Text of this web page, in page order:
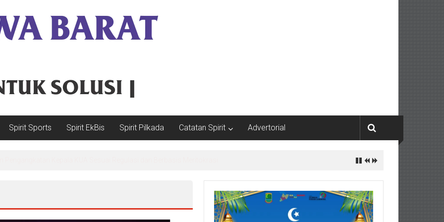
Spirit Sports Spirit EkBis Spirit Pilkada Catatan Spirit Advertorial